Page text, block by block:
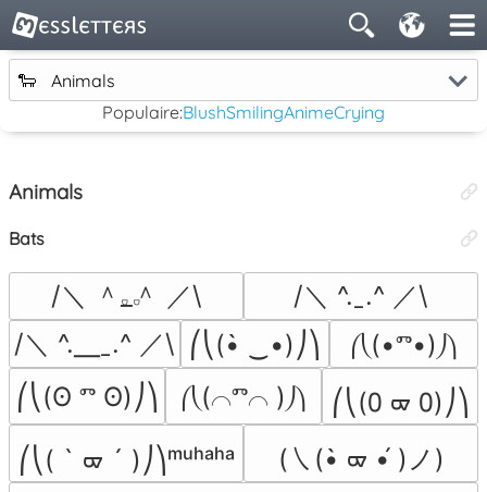
🐑
Animals
Populaire:BlushSmilingAnimeCrying
Animals
Bats
/＼ ＾𝅒_𝅒＾ ／\
/＼ ^.ˍ.^ ／\
/＼ ^.╴ˍ.^ ／\ ⎛⎝(•̀ ‿•)⎠⎞
⎛⎝(•ⱅ•)⎠⎞
⎛⎝(ʘ ⱅ ʘ)⎠⎞
⎛⎝(⌒ⱅ⌒ )⎠⎞
⎛⎝(᠐ ᢍ ᠐)⎠⎞
⎛⎝( ` ᢍ ´ )⎠⎞ᵐᵘʰᵃʰᵃ
(㇏(•̀ ᢍ •́ )ノ)